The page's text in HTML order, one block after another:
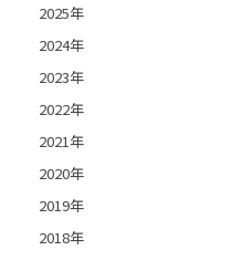
2025年
2024年
2023年
2022年
2021年
2020年
2019年
2018年